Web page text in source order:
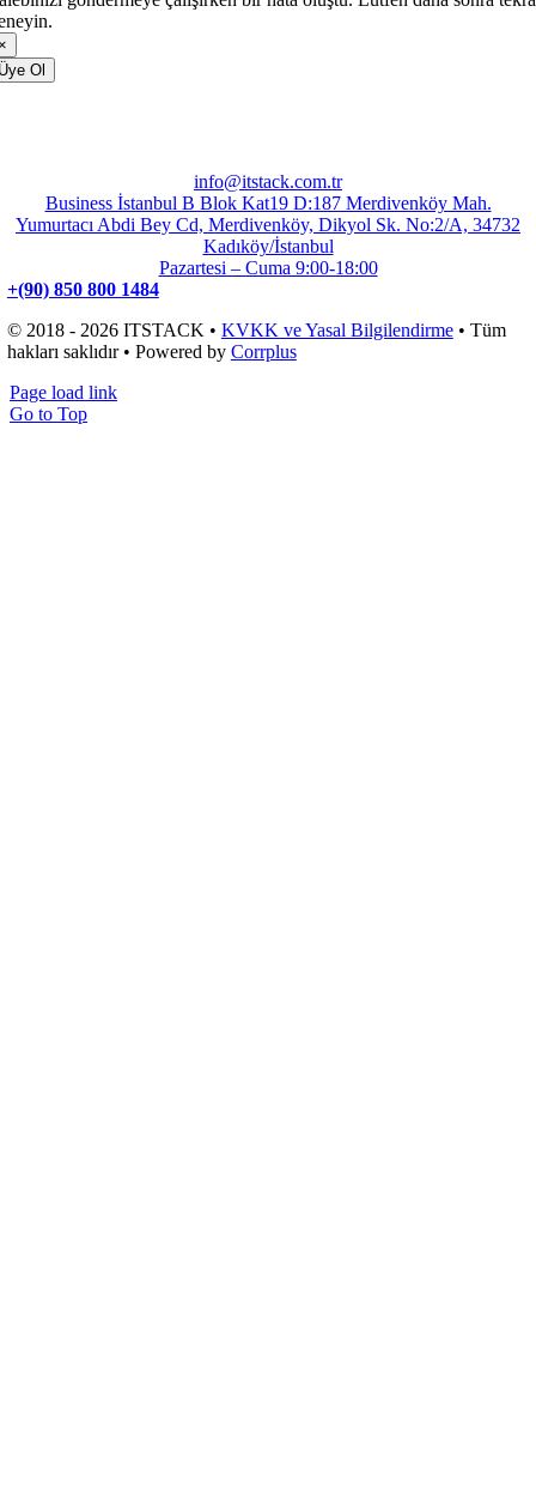
Ol
info@itstack.com.tr
Business İstanbul B Blok Kat19 D:187 Merdivenköy Mah.
Yumurtacı Abdi Bey Cd, Merdivenköy, Dikyol Sk. No:2/A, 34732
Kadıköy/İstanbul
Pazartesi – Cuma 9:00-18:00
+(90) 850 800 1484
© 2018 - 2026 ITSTACK • KVKK ve Yasal Bilgilendirme• Tüm
hakları saklıdır • Powered by Corrplus
Page load link
Go to Top